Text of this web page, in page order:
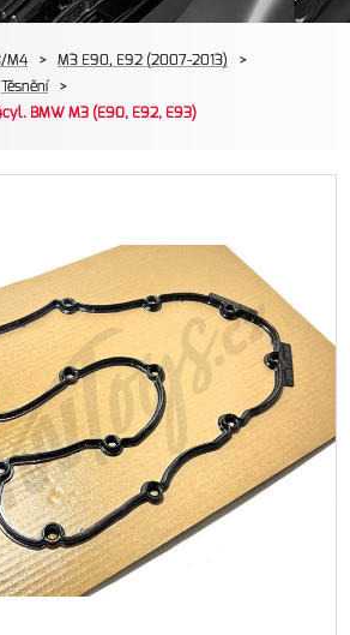
M4 > M3 E90, E92 (2007-2013)
>
Těsnění
>
BMW M3 (E90, E92, E93)